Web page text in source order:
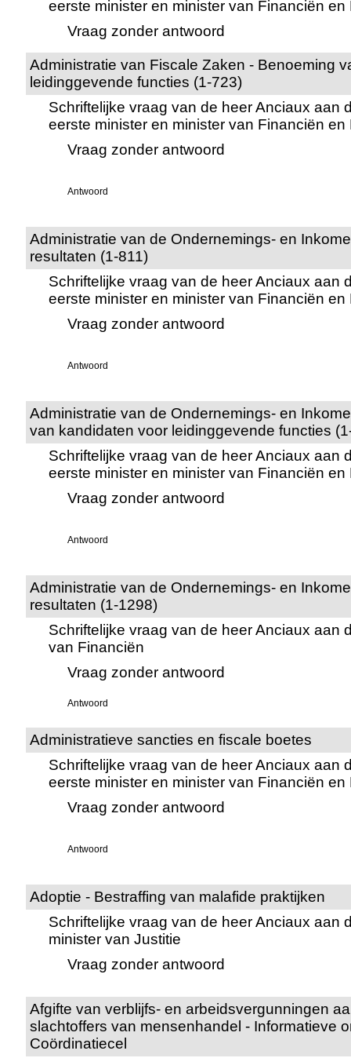
eerste minister en minister van Financiën
Vraag zonder antwoord
Administratie van Fiscale Zaken - Benoeming
leidinggevende functies (1-723)
Schriftelijke vraag van de heer Anciaux aan
eerste minister en minister van Financiën
Vraag zonder antwoord
Antwoord
Administratie van de Ondernemings- en
resultaten (1-811)
Schriftelijke vraag van de heer Anciaux aan
eerste minister en minister van Financiën
Vraag zonder antwoord
Antwoord
Administratie van de Ondernemings- en
van kandidaten voor leidinggevende functies
Schriftelijke vraag van de heer Anciaux aan
eerste minister en minister van Financiën
Vraag zonder antwoord
Antwoord
Administratie van de Ondernemings- en
resultaten (1-1298)
Schriftelijke vraag van de heer Anciaux aan
van Financiën
Vraag zonder antwoord
Antwoord
Administratieve sancties en fiscale boetes
Schriftelijke vraag van de heer Anciaux aan
eerste minister en minister van Financiën
Vraag zonder antwoord
Antwoord
Adoptie - Bestraffing van malafide praktijken
Schriftelijke vraag van de heer Anciaux aan
minister van Justitie
Vraag zonder antwoord
Afgifte van verblijfs- en arbeidsvergunningen
slachtoffers van mensenhandel - Informatieve
Coördinatiecel